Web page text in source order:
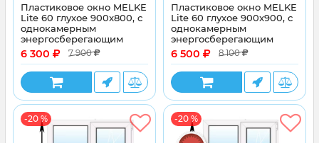
Пластиковое окно MELKE
Lite 60 глухое 900x800, с
однокамерным
энергосберегающим
стеклопакетом
6 300 7 900
Пластиковое окно MELKE
Lite 60 глухое 900x900, с
однокамерным
энергосберегающим
стеклопакетом
6 500 8 100
-20 % -20 %